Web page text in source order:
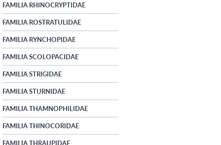
FAMILIA RHINOCRYPTIDAE
FAMILIA ROSTRATULIDAE
FAMILIA RYNCHOPIDAE
FAMILIA SCOLOPACIDAE
FAMILIA STRIGIDAE
FAMILIA STURNIDAE
FAMILIA THAMNOPHILIDAE
FAMILIA THINOCORIDAE
FAMILIA THRAUPIDAE